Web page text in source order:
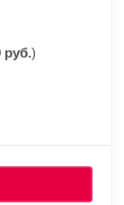
руб.)